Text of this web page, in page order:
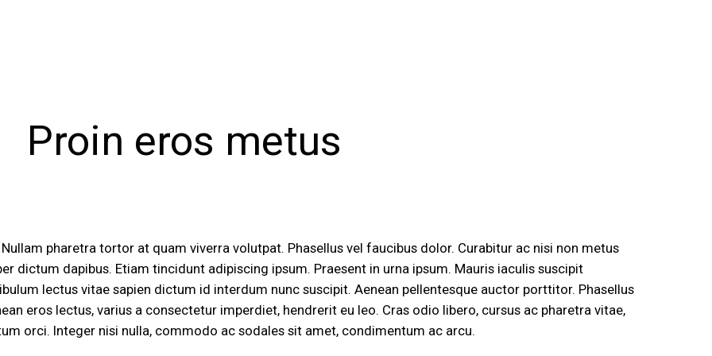
Proin eros metus
pharetra tortor at quam viverra volutpat. Phasellus vel faucibus dolor. Curabitur ac nisi non metus
dictum dapibus. Etiam tincidunt adipiscing ipsum. Praesent in urna ipsum. Mauris iaculis suscipit
lectus vitae sapien dictum id interdum nunc suscipit. Aenean pellentesque auctor porttitor. Phasellus
eros lectus, varius a consectetur imperdiet, hendrerit eu leo. Cras odio libero, cursus ac pharetra vitae,
orci. Integer nisi nulla, commodo ac sodales sit amet, condimentum ac arcu.